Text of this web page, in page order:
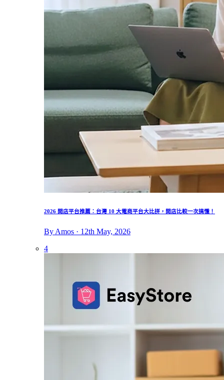
2026 開店平台推薦：台灣 10 大電商平台大比拼，開店比較一次搞懂！
By Amos · 12th May, 2026
4